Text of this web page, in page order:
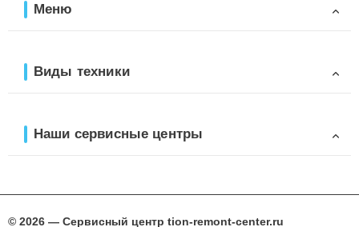
Меню
Виды техники
Наши сервисные центры
© 2026 — Сервисный центр tion-remont-center.ru